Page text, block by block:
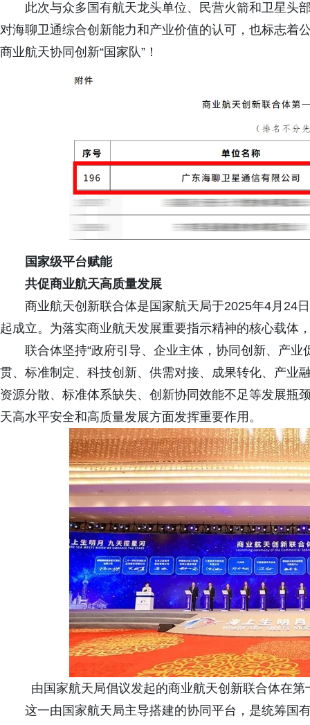
此次与众多国有航天龙头单位、民营火箭和卫星头
对海聊卫通综合创新能力和产业价值的认可，也标志着
商业航天协同创新“国家队”！
国家级平台赋能
共促商业航天高质量发展
商业航天创新联合体是国家航天局于2025年4月24
起成立。为落实商业航天发展重要指示精神的核心载体
联合体坚持“政府引导、企业主体，协同创新、产
贯、标准制定、科技创新、供需对接、成果转化、产业
资源分散、标准体系缺失、创新协同效能不足等发展瓶
天高水平安全和高质量发展方面发挥重要作用。
由国家航天局倡议发起的商业航天创新联合体在
这一由国家航天局主导搭建的协同平台，是统筹国